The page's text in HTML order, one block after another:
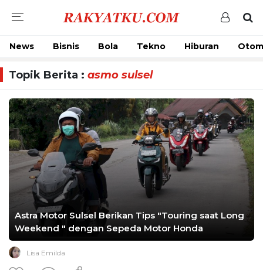
News Bisnis Bola Tekno Hiburan
Topik Berita : asmo sulsel
Astra Motor Sulsel Berikan Tips "Touring saat Long
Weekend " dengan Sepeda Motor Honda
Lisa Emilda